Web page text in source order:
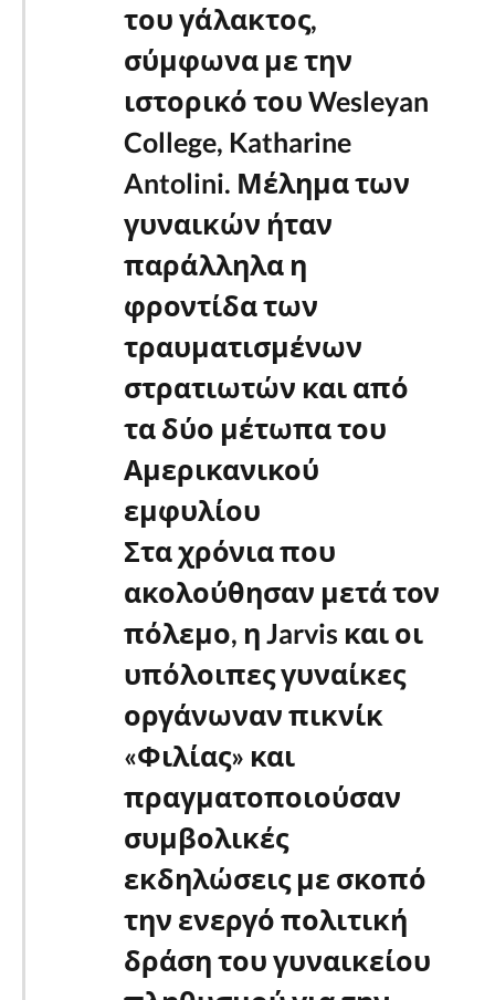
του γάλακτος,
σύμφωνα με την
ιστορικό του Wesleyan
College, Katharine
Antolini. Μέλημα των
γυναικών ήταν
παράλληλα η
φροντίδα των
τραυματισμένων
στρατιωτών και από
τα δύο μέτωπα του
Αμερικανικού
εμφυλίου
Στα χρόνια που
ακολούθησαν μετά τον
πόλεμο, η Jarvis και οι
υπόλοιπες γυναίκες
οργάνωναν πικνίκ
«Φιλίας» και
πραγματοποιούσαν
συμβολικές
εκδηλώσεις με σκοπό
την ενεργό πολιτική
δράση του γυναικείου